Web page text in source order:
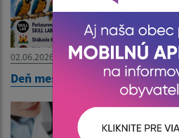
02.06.2026
Deň mestskej časti - Pozvánka